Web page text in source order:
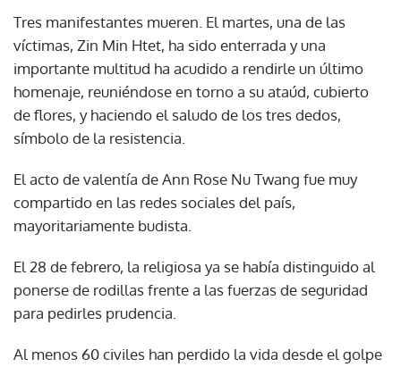
Tres manifestantes mueren. El martes, una de las
víctimas, Zin Min Htet, ha sido enterrada y una
importante multitud ha acudido a rendirle un último
homenaje, reuniéndose en torno a su ataúd, cubierto
de flores, y haciendo el saludo de los tres dedos,
símbolo de la resistencia.
El acto de valentía de Ann Rose Nu Twang fue muy
compartido en las redes sociales del país,
mayoritariamente budista.
El 28 de febrero, la religiosa ya se había distinguido al
ponerse de rodillas frente a las fuerzas de seguridad
para pedirles prudencia.
Al menos 60 civiles han perdido la vida desde el golpe